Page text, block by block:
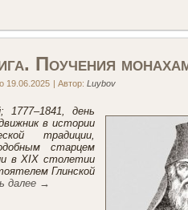
Поучения
19.06.2025 | Автор: Luybov
1777–1841, день
в истории
традиции,
старцем
в XIX столетии
Глинской
далее →